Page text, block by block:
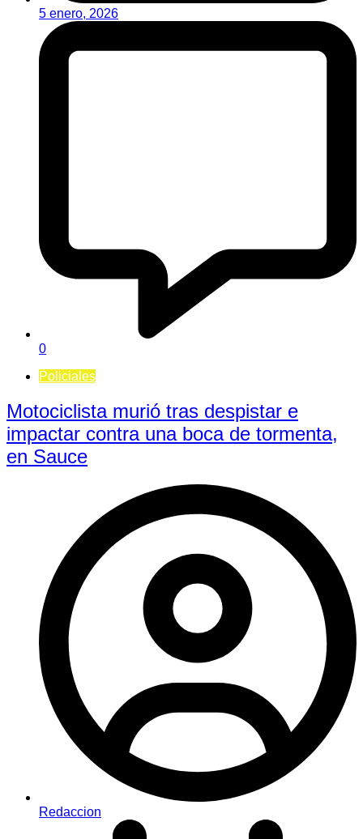
5 enero, 2026
0
Policiales
Motociclista murió tras despistar e
impactar contra una boca de tormenta,
en Sauce
Redaccion